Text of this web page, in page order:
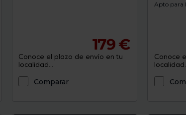
179 €
Conoce el plazo de envío en tu
localidad...
Comparar
Apto para
Conoce